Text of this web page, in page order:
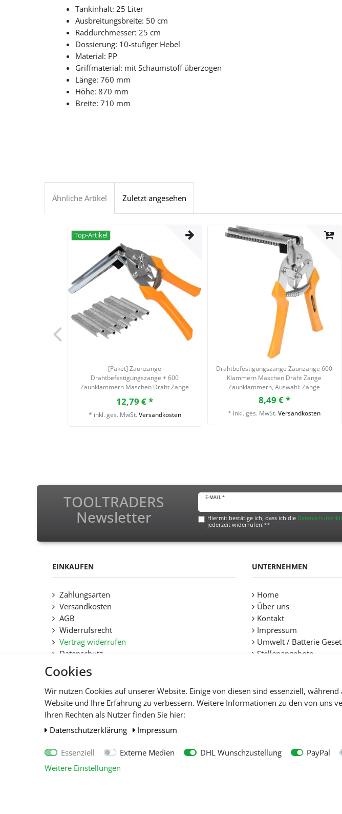
Cookies
Wir nutzen Cookies auf unserer Website. Einige von diesen sind essenziell,
Website und Ihre Erfahrung zu verbessern. Weitere Informationen zu den von uns
Ihren Rechten als Nutzer finden Sie hier:
Daten­schutz­erklärung
Impressum
Essenziell Externe Medien DHL Wunschzustellung PayPal
Weitere Einstellungen
Tankinhalt: 25 Liter
Ausbreitungsbreite: 50 cm
Raddurchmesser: 25 cm
Dossierung: 10-stufiger Hebel
Material: PP
Griffmaterial: mit Schaumstoff überzogen
Länge: 760 mm
Höhe: 870 mm
Breite: 710 mm
Ähnliche Artikel Zuletzt angesehen
Top-Artikel
[Paket] Zaunzange
Drahtbefestigungszange + 600
Zaunklammern Maschen Draht Zange
Klammern
12,79 € *
* inkl. ges. MwSt. Versandkosten
Drahtbefestigungszange Zaunzange 600
Klammern Maschen Draht Zange
Zaunklammern, Auswahl: Zange
8,49 € *
* inkl. ges. MwSt. Versandkosten
TOOLTRADERS
Newsletter
E-MAIL *
Hiermit bestätige ich, dass ich die
jederzeit widerrufen.**
EINKAUFEN
Zahlungsarten
Versandkosten
AGB
Widerrufsrecht
Vertrag widerrufen
Datenschutz
Hilfe
Lieferfristen und Lieferbeschränkung
UNTERNEHMEN
Home
Über uns
Kontakt
Impressum
Umwelt / Batterie
Stellenangebote
Alle Preise inkl. gesetzl. Mehwersteuer zzgl.